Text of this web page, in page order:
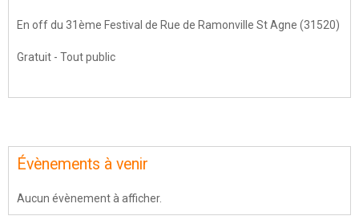
En off du 31ème Festival de Rue de Ramonville St Agne (31520)
Gratuit - Tout public
Évènements à venir
Aucun évènement à afficher.